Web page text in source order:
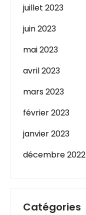
juillet 2023
juin 2023
mai 2023
avril 2023
mars 2023
février 2023
janvier 2023
décembre 2022
Catégories